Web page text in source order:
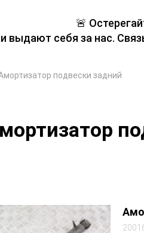
🚨
выдают себя за нас.
подвески задний